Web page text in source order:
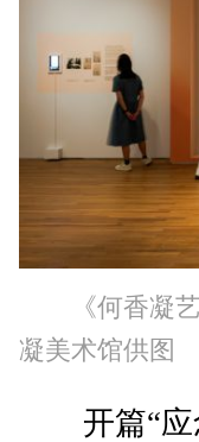
《何香凝
凝美术馆供图
开篇“应